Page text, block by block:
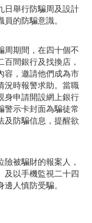
日舉行防騙周及設計
的防騙意識。
周期間，在四十個不
間銀行及找換店，
容，邀請他們成為市
況時報警求助。當職
身申請開設網上銀行
警示卡封面為騙徒常
及防騙信息，提醒欲
被騙財的報案人，
及以手機監視二十四
人慎防受騙。